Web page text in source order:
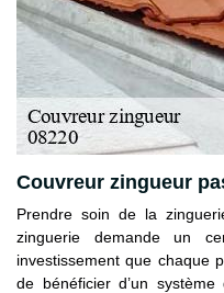
Couvreur zingueur
Prendre soin de la
zinguerie demande un
investissement que chaque
de bénéficier d’un